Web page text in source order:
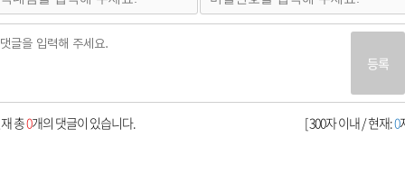
등록
[ 300자 이내 / 현재:0
총0개의 댓글이 있습니다.